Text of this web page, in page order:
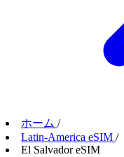
ホーム /
Latin-America eSIM /
El Salvador eSIM